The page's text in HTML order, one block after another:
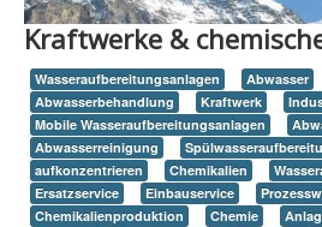
Startseite (Übersicht)
Arbeitsgebiete
Technologien
Information
Produkte & Services
Kraftwerke &
Wasseraufbereitungsanlagen Abwasser
Abwasserbehandlung
Kraftwerk
Mobile Wasseraufbereitungsanlagen
Abwasserreinigung
aufkonzentrieren
Chemikalien
Ersatzservice
Einbauservice
Chemikalienproduktion
Chemie